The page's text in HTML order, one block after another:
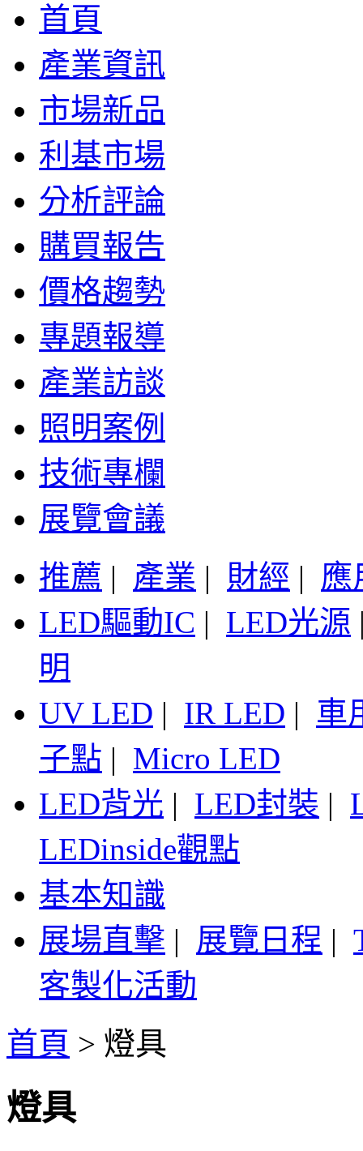
首頁
產業資訊
市場新品
利基市場
分析評論
購買報告
價格趨勢
專題報導
產業訪談
照明案例
技術專欄
展覽會議
推薦 | 產業 | 財經 | 應
LED驅動IC | LED光源
明
UV LED | IR LED | 車
子點 | Micro LED
LED背光 | LED封裝 |
LEDinside觀點
基本知識
展場直擊 | 展覽日程 |
客製化活動
首頁 > 燈具
燈具